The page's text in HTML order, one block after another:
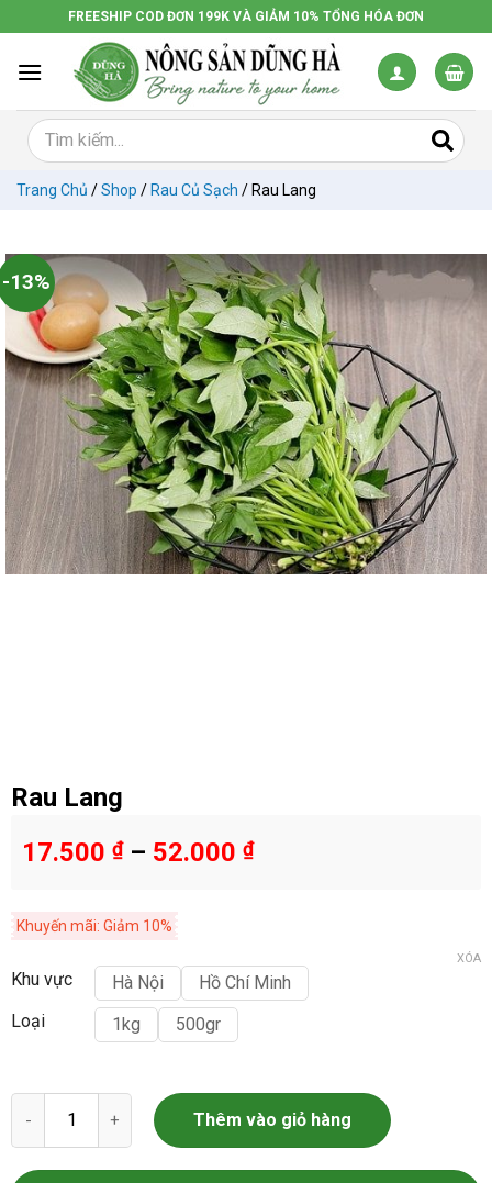
đến
dung
FREESHIP COD ĐƠN 199K VÀ GIẢM 10% TỔNG HÓA ĐƠN
Trang Chủ /Shop / Rau Củ Sạch / Rau Lang
-13%
Rau Lang
17.500 ₫– 52.000 ₫
Khuyến mãi: Giảm 10%
Khu vực Hà Nội
Hồ Chí Minh
Loại
1kg 500gr
XÓA
Rau Lang số lượng
Thêm vào giỏ hàng